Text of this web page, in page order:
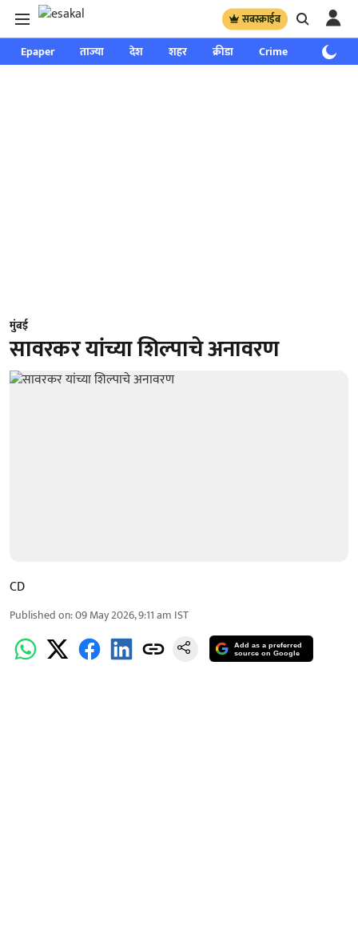
सबस्क्राईब
Epaper ताज्या देश शहर क्रीडा Crime साप्ताहिक
मुंबई
सावरकर यांच्या शिल्पाचे अनावरण
CD
Published on:09 May 2026, 9:11 am IST
Add as a preferred
source on Google